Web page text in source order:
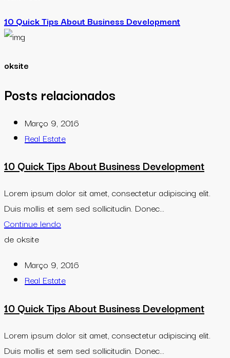
10 Quick Tips About Business Development
oksite
Posts relacionados
Março 9, 2016
Real Estate
10 Quick Tips About Business Development
Lorem ipsum dolor sit amet, consectetur adipiscing elit.
Duis mollis et sem sed sollicitudin. Donec...
Continue lendo
de oksite
Março 9, 2016
Real Estate
10 Quick Tips About Business Development
Lorem ipsum dolor sit amet, consectetur adipiscing elit.
Duis mollis et sem sed sollicitudin. Donec...